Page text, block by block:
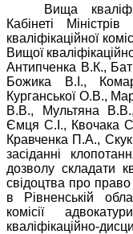
Вища
Кабінеті
кваліфікаційної
Вищої
Антипченка В.К.,
Божика В.І.,
Курганської О.В.,
В.В., Мультяна
Ємця С.І., Квочака
Кравченка П.А.,
засіданні
дозволу складати
свідоцтва про
в Рівненській
комісії
кваліфікаційно-